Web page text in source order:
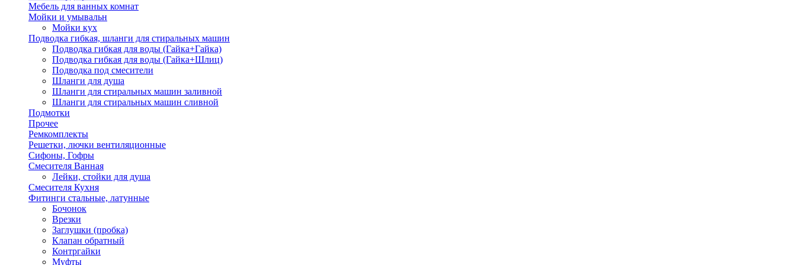
Мебель для ванных комнат
Мойки и умывальн
Мойки кух
Подводка гибкая, шланги для стиральных машин
Подводка гибкая для воды (Гайка+Гайка)
Подводка гибкая для воды (Гайка+Шлиц)
Подводка под смесители
Шланги для душа
Шланги для стиральных машин заливной
Шланги для стиральных машин сливной
Подмотки
Прочее
Ремкомплекты
Решетки, лючки вентиляционные
Сифоны, Гофры
Смесителя Ванная
Лейки, стойки для душа
Смесителя Кухня
Фитинги стальные, латунные
Бочонок
Врезки
Заглушки (пробка)
Клапан обратный
Контргайки
Муфты